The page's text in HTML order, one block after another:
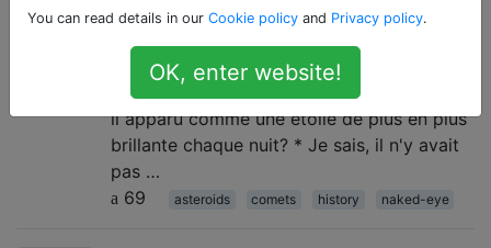
Selon Wikipédia, l’ impacteur Chicxulub
diamètre. Aurait-il été visible à l' œil nu
(humain * ) avant l'impact? Et si oui, serait-
il apparu comme une étoile de plus en plus
brillante chaque nuit? * Je sais, il n'y avait
pas …
69
asteroids comets history naked-eye
You can read details in our Cookie policy and Privacy policy.
OK, enter website!